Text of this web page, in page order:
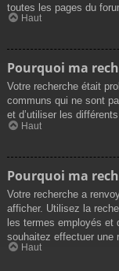
toutes les pages du
Haut
Pourquoi ma
Votre recherche était
communs qui ne sont
et d’utiliser les
Haut
Pourquoi ma
Votre recherche a
afficher. Utilisez la
les termes employés et
souhaitez effectuer une
Haut